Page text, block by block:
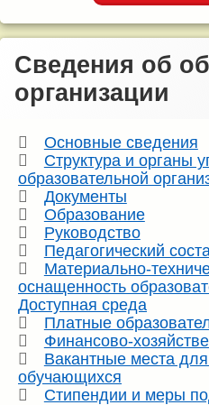
Сведения об
организации
Основные сведения
Структура и органы
образовательной
Документы
Образование
Руководство
Педагогический
Материально-
оснащенность
Доступная среда
Платные
Финансово-
Вакантные места
обучающихся
Стипендии и меры